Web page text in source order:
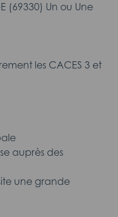
(69330) Un ou Une
les CACES 3 et
auprès des
une grande